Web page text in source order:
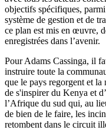
objectifs spécifiques,
système de gestion et de
ce plan est mis en œuvre,
enregistrées dans l’avenir.
Pour Adams Cassinga, il
instruire toute la
que le pays regorgent et la
de s'inspirer du Kenya et
l’Afrique du sud qui, au
de bien de le faire, les
retombent dans le circuit